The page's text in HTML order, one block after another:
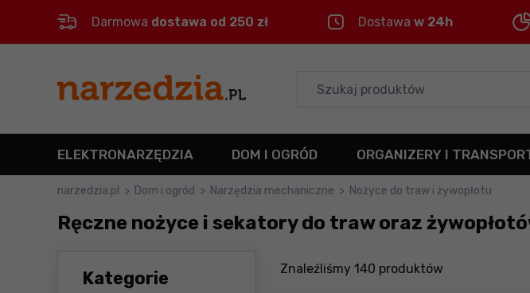
Menu główne
Filtry
Produkty
Stopka
Mapa strony
Darmowa dostawa od 250 zł Dostawa w 24h
ELEKTRONARZĘDZIA DOM I OGRÓD ORGANIZERY I
narzedzia.pl > Dom i ogród > Narzędzia mechaniczne > Nożyce do traw i żywopłotu
Ręczne nożyce i sekatory do traw oraz
Kategorie Znaleźliśmy 140 produktów